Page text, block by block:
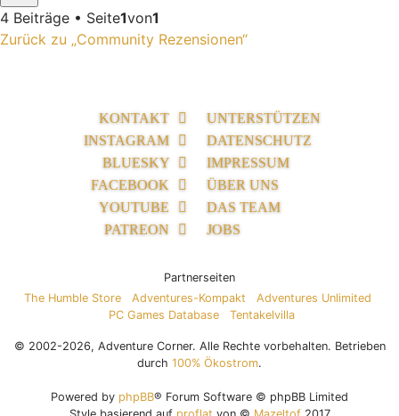
4 Beiträge • Seite1von1
Zurück zu „Community Rezensionen“
KONTAKT
INSTAGRAM
BLUESKY
FACEBOOK
YOUTUBE
PATREON
UNTERSTÜTZEN
DATENSCHUTZ
IMPRESSUM
ÜBER UNS
DAS TEAM
JOBS
Partnerseiten
The Humble Store
Adventures-Kompakt
Adventures Unlimited
PC Games Database
Tentakelvilla
© 2002-2026, Adventure Corner. Alle Rechte vorbehalten. Betrieben
durch 100% Ökostrom.
Powered by phpBB® Forum Software © phpBB Limited